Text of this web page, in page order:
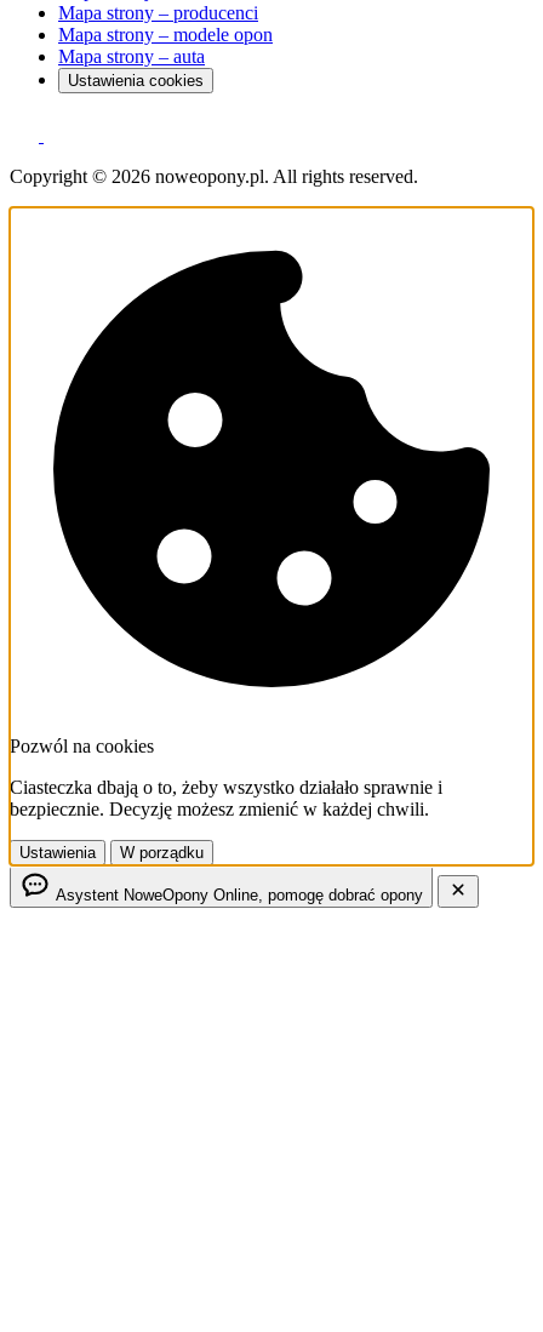
Mapa strony – producenci
Mapa strony – modele opon
Mapa strony – auta
Ustawienia cookies
Copyright © 2026 noweopony.pl. All rights reserved.
Pozwól na cookies
Ciasteczka dbają o to, żeby wszystko działało sprawnie i
bezpiecznie. Decyzję możesz zmienić w każdej chwili.
Ustawienia W porządku
Asystent NoweOpony Online, pomogę dobrać opony